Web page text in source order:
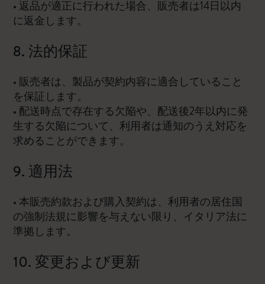
• 返品が適正に行われた場合、販売者は14日以内
に返金します。
8. 法的保証
• 販売者は、製品が契約内容に適合していること
を保証します。
• 配送時点で存在する欠陥や、配送後2年以内に発
生する欠陥について、利用者は通知のうえ対応を
求めることができます。
9. 適用法
• 本販売約款および購入契約は、利用者の居住国
の強制法規に影響を与えない限り、イタリア法に
準拠します。
10. 変更および更新